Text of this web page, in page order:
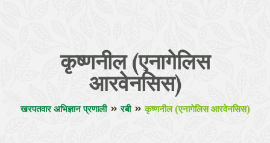
कृष्णनील (एनागेलिस
आरवेनसिस)
खरपतवार अभिज्ञान प्रणाली रबी कृष्णनील (एनागेलिस आरवेनसिस)